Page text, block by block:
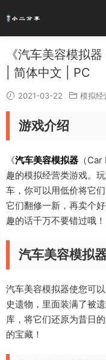
《汽车美容模拟
| 简体中文 | PC
2021-03-22 模拟经
游戏介绍
《汽车美容模拟器 （
趣的模拟经营类游戏。
车，你可以用低价将它
它们翻修一新，再卖个
趣的话千万不要错过哦！
汽车美容模拟
汽车美容模拟器使您可
史遗物，里面装满了被
库，将它们还原为昔日
的宝藏！